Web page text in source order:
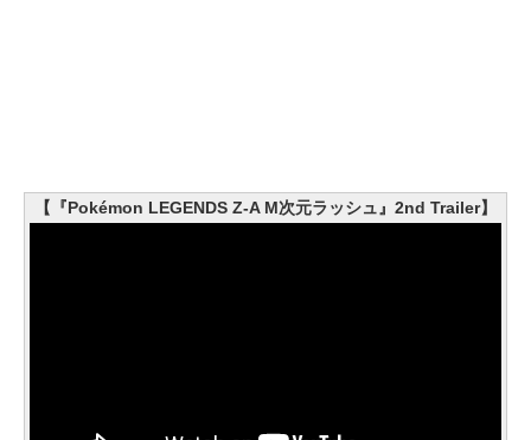
【『Pokémon LEGENDS Z-A M次元ラッシュ』2nd Trailer】